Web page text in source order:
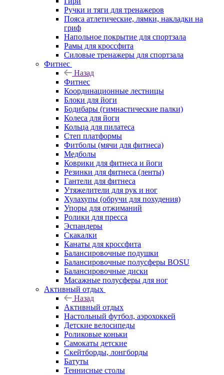
Ручки и тяги для тренажеров
Пояса атлетические, лямки, накладки на
гриф
Напольное покрытие для спортзала
Рамы для кроссфита
Силовые тренажеры для спортзала
Фитнес
Назад
Фитнес
Координационные лестницы
Блоки для йоги
Бодибары (гимнастические палки)
Колеса для йоги
Кольца для пилатеса
Степ платформы
Фитболы (мячи для фитнеса)
Медболы
Коврики для фитнеса и йоги
Резинки для фитнеса (ленты)
Гантели для фитнеса
Утяжелители для рук и ног
Хулахупы (обручи для похудения)
Упоры для отжиманий
Ролики для пресса
Эспандеры
Скакалки
Канаты для кроссфита
Балансировочные подушки
Балансировочные полусферы BOSU
Балансировочные диски
Масажные полусферы для ног
Активный отдых
Назад
Активный отдых
Настольный футбол, аэрохоккей
Детские велосипеды
Роликовые коньки
Самокаты детские
Скейтборды, лонгборды
Батуты
Теннисные столы